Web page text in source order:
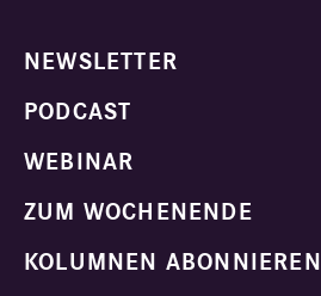
NEWSLETTER
PODCAST
WEBINAR
ZUM WOCHENENDE
KOLUMNEN ABONNIEREN